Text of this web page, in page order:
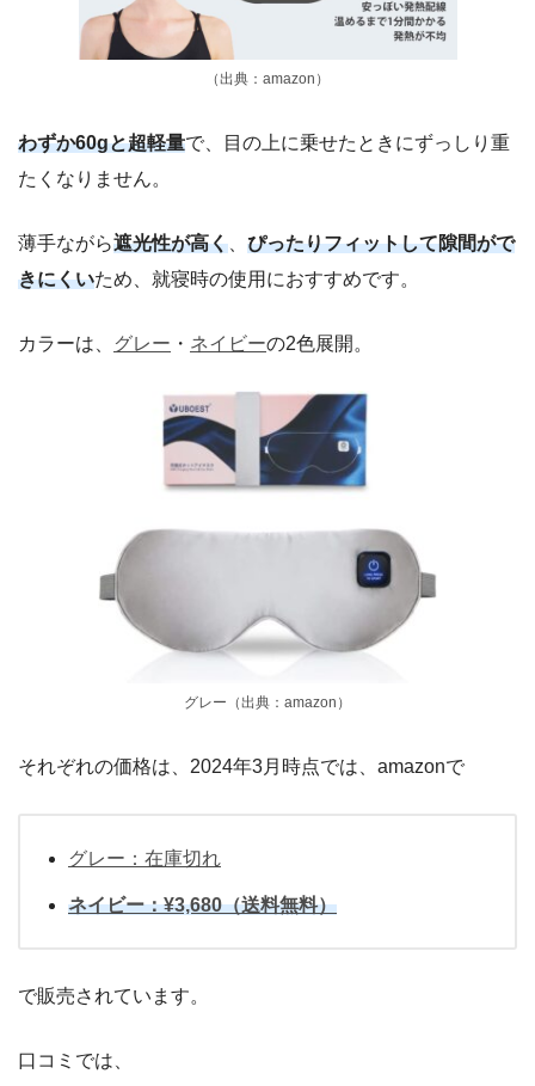
（出典：amazon）
わずか60gと超軽量で、目の上に乗せたときにずっしり重
たくなりません。
薄手ながら遮光性が高く
ぴったりフィットして隙間がで
きにくいため、就寝時の使用におすすめです。
カラーは、 グレー ・ ネイビーの2色展開。
グレー（出典：amazon）
それぞれの価格は、2024年3月時点では、amazonで
グレー：在庫切れ
ネイビー：¥3,680（送料無料）
で販売されています。
口コミでは、